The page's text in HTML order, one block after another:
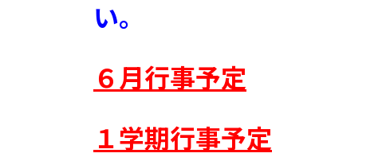
い。
６月行事予定
１学期行事予定